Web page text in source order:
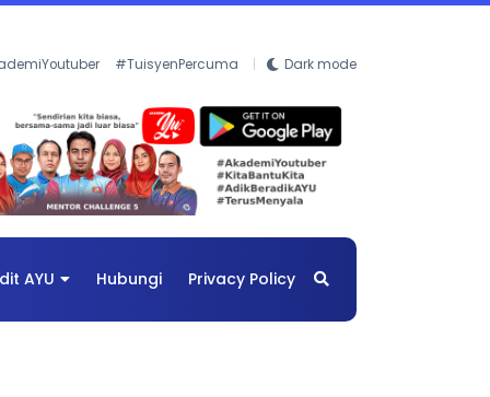
#TuisyenPercuma Dark mode
AYU Hubungi Privacy Policy